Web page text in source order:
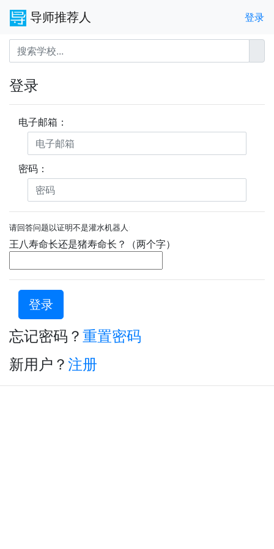
导师推荐人 登录
登录
电子邮箱：
密码：
请回答问题以证明不是灌水机器人:
王八寿命长还是猪寿命长？（两个字）
登录
忘记密码？ 重置密码
新用户？ 注册